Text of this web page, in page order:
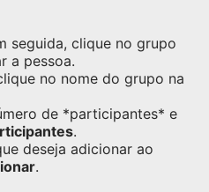
seguida, clique no grupo
a pessoa.
no nome do grupo na
de *participantes* e
.
deseja adicionar ao
.